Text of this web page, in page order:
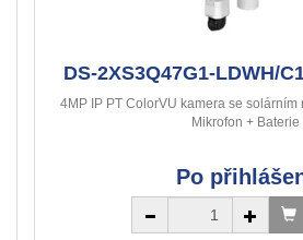
DS-2XS3Q47G1-LDWH/
4MP IP PT ColorVU kamera se
Mikrofon + Baterie
Po